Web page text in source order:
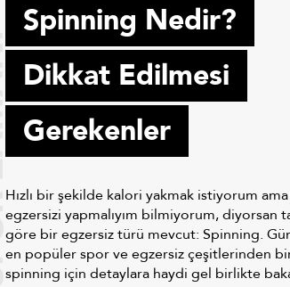
SPOR ZAMANI
Spinning Nedir?
Dikkat Edilmesi
Gerekenler
Hızlı bir şekilde kalori yakmak istiyorum
egzersizi yapmalıyım bilmiyorum, diyorsan
göre bir egzersiz türü mevcut: Spinning.
en popüler spor ve egzersiz çeşitlerinden
spinning için detaylara haydi gel birlikte